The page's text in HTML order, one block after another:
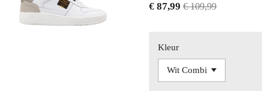
€ 87,99 € 109,99
Kleur